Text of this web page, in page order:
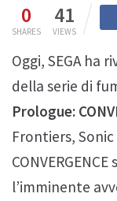
0
SHARES
41
VIEWS
Oggi, SEGA ha
della serie di
Prologue:
Frontiers,
l’imminente